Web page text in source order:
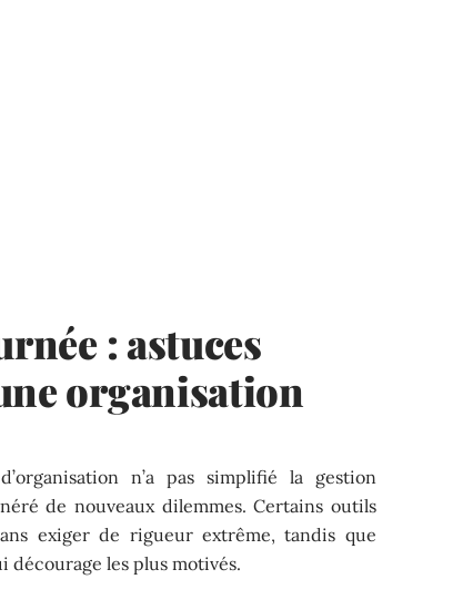
: astuces
organisation
n’a pas simplifié la gestion
de nouveaux dilemmes. Certains outils
exiger de rigueur extrême, tandis que
décourage les plus motivés.